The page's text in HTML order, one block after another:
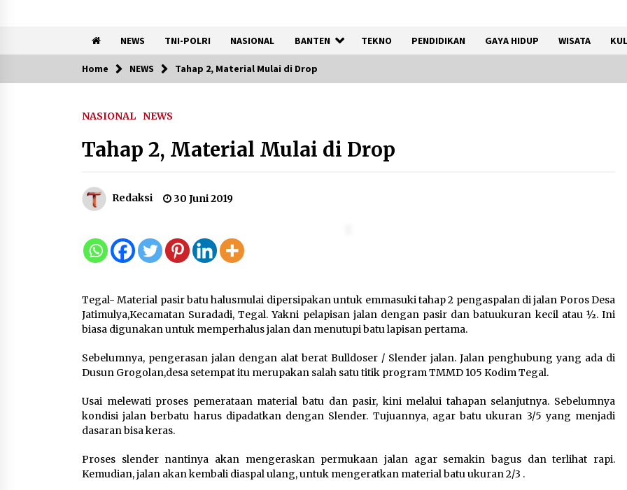
NEWS TNI-POLRI NASIONAL BANTEN TEKNO PENDIDIKAN GAYA HIDUP WISATA
Trending Now
Pemkot Tangsel Kembangkan
Wujudkan Lansia Sehat, Aktif,
dan Bahagia
Ada Solusi’, Menkum Dorong
Transformasi Digital
Pemanfaatan Limbah Galon
Bekas, Lapas Banjar Tanam
Program Ketahanan Pangan
7 Agustus 2026
Tagihan Air Tanpa
Pemakaian, Terungkap Ada
, Perumdam TKR Didesak
Transparan
7 Agustus 2026
KKM Universitas Bina Bangsa
Pendampingan Pembuatan
Spanduk Sebagai Upaya
Memperkuat Pemasaran
Jaga Kebugaran Petugas,
Gelar Cek Kesehatan Gratis
dan Skrining TB Lanjutan
Home NEWS Tahap 2, Material Mulai di Drop
NASIONAL NEWS
Tahap 2, Material Mulai di Drop
Redaksi 30 Juni 2019
Tegal- Material pasir batu halusmulai dipersipakan untuk emmasuki tahap 2 pengaspalan di jalan Poros Desa
Jatimulya,Kecamatan Suradadi, Tegal. Yakni pelapisan jalan dengan pasir dan batuukuran kecil atau ½. Ini
biasa digunakan untuk memperhalus jalan dan menutupi batu lapisan pertama.
Sebelumnya, pengerasan jalan dengan alat berat Bulldoser / Slender jalan. Jalan penghubung yang ada di
Dusun Grogolan,desa setempat itu merupakan salah satu titik program TMMD 105 Kodim Tegal.
Usai melewati proses pemerataan material batu dan pasir, kini melalui tahapan selanjutnya. Sebelumnya
kondisi jalan berbatu harus dipadatkan dengan Slender. Tujuannya, agar batu ukuran 3/5 yang menjadi
dasaran bisa keras.
Proses slender nantinya akan mengeraskan permukaan jalan agar semakin bagus dan terlihat rapi.
Kemudian, jalan akan kembali diaspal ulang, untuk mengeratkan material batu ukuran 2/3 .